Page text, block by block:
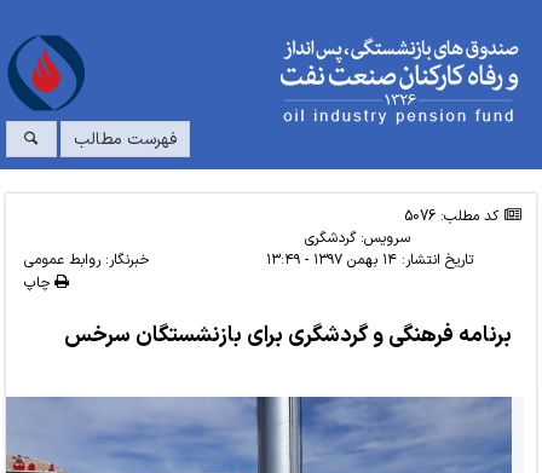
فهرست مطالب
کد مطلب: 5076
سرویس:گردشگری
تاریخ انتشار:۱۴ بهمن ۱۳۹۷ - ۱۳:۴۹
خبرنگار: روابط عمومی
چاپ
برنامه فرهنگی و گردشگری برای بازنشستگان سرخس